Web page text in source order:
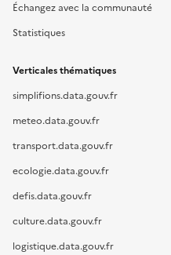
Échangez avec la communauté
Statistiques
Verticales thématiques
simplifions.data.gouv.fr
meteo.data.gouv.fr
transport.data.gouv.fr
ecologie.data.gouv.fr
defis.data.gouv.fr
culture.data.gouv.fr
logistique.data.gouv.fr